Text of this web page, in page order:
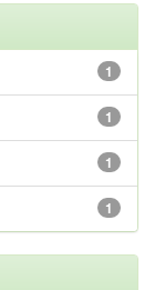
1
1
1
1